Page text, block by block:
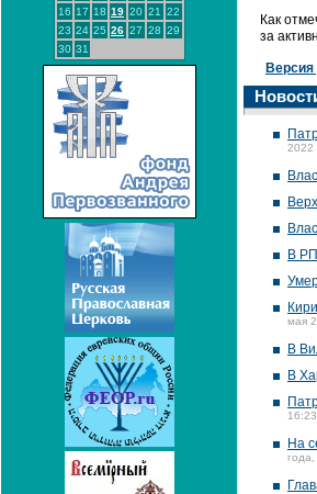
16 17 18 19 20 21
22
23 24 25 26 27 28 29
30 31
Как
за
Версия
2022
В
мая
В
В
16:23
На